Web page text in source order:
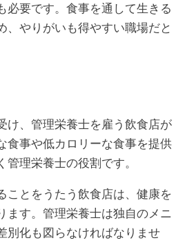
必要です。食事を通して生きる
、やりがいも得やすい職場だと
け、管理栄養士を雇う飲食店が
食事や低カロリーな食事を提供
理栄養士の役割です。
ことをうたう飲食店は、健康を
ます。管理栄養士は独自のメニ
別化も図らなければなりませ